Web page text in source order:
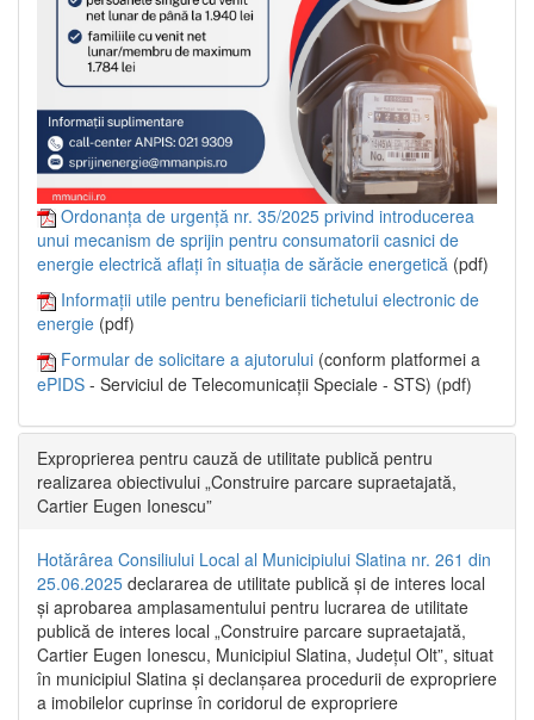
Ordonanța de urgență nr. 35/2025 privind introducerea
unui mecanism de sprijin pentru consumatorii casnici de
energie electrică aflați în situația de sărăcie energetică (pdf)
Informații utile pentru beneficiarii tichetului electronic de
energie (pdf)
Formular de solicitare a ajutorului (conform platformei a
ePIDS - Serviciul de Telecomunicații Speciale - STS) (pdf)
Exproprierea pentru cauză de utilitate publică pentru
realizarea obiectivului „Construire parcare supraetajată,
Cartier Eugen Ionescu”
Hotărârea Consiliului Local al Municipiului Slatina nr. 261 din
25.06.2025 declararea de utilitate publică și de interes local
și aprobarea amplasamentului pentru lucrarea de utilitate
publică de interes local „Construire parcare supraetajată,
Cartier Eugen Ionescu, Municipiul Slatina, Județul Olt”, situat
în municipiul Slatina și declanșarea procedurii de expropriere
a imobilelor cuprinse în coridorul de expropriere